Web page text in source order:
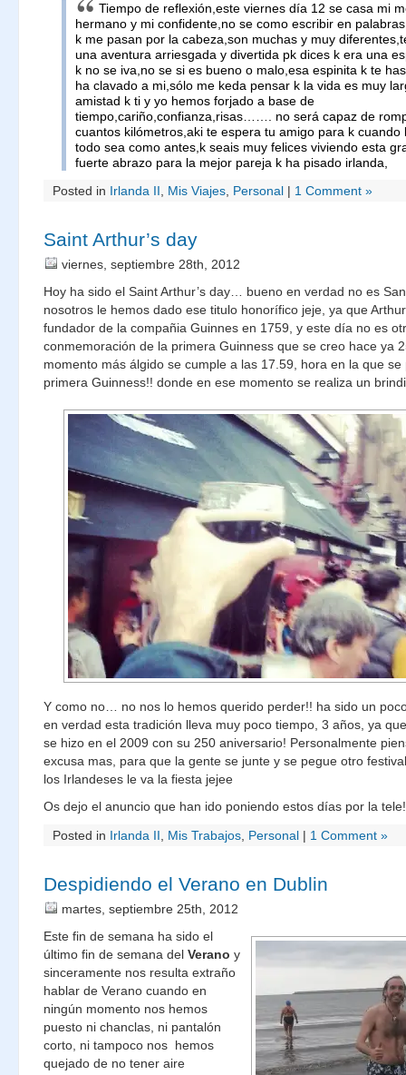
Tiempo de reflexión,este viernes día 12 se casa mi
hermano y mi confidente,no se como escribir en
k me pasan por la cabeza,son muchas y muy
una aventura arriesgada y divertida pk dices k era una
k no se iva,no se si es bueno o malo,esa espinita k te
ha clavado a mi,sólo me keda pensar k la vida es muy
amistad k ti y yo hemos forjado a base de
tiempo,cariño,confianza,risas……. no será capaz de
cuantos kilómetros,aki te espera tu amigo para k cuando
todo sea como antes,k seais muy felices viviendo esta
fuerte abrazo para la mejor pareja k ha pisado irlanda,
Posted in Irlanda II Mis Viajes Personal | 1 Comment »
Saint Arthur’s day
viernes, septiembre 28th, 2012
Hoy ha sido el Saint Arthur’s day… bueno en verdad no es
nosotros le hemos dado ese titulo honorífico jeje, ya que
fundador de la compañia Guinnes en 1759, y este día no es
conmemoración de la primera Guinness que se creo hace ya
momento más álgido se cumple a las 17.59, hora en la que se
primera Guinness!! donde en ese momento se realiza un
Y como no… no nos lo hemos querido perder!! ha sido un
en verdad esta tradición lleva muy poco tiempo, 3 años, ya
se hizo en el 2009 con su 250 aniversario! Personalmente
excusa mas, para que la gente se junte y se pegue otro
los Irlandeses le va la fiesta jejee
Os dejo el anuncio que han ido poniendo estos días por la
Posted in Irlanda II Mis Trabajos Personal | 1 Comment »
Despidiendo el Verano en Dublin
martes, septiembre 25th, 2012
Este fin de semana ha sido el
último fin de semana del Verano y
sinceramente nos resulta extraño
hablar de Verano cuando en
ningún momento nos hemos
puesto ni chanclas, ni pantalón
corto, ni tampoco nos hemos
quejado de no tener aire